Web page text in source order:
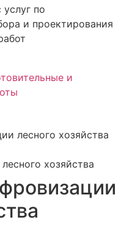
по
и проектирования
лесного хозяйства